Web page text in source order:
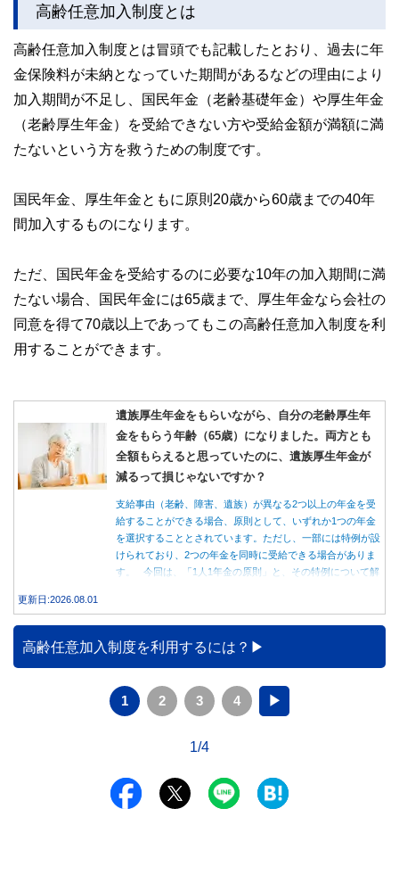
高齢任意加入制度とは
高齢任意加入制度とは冒頭でも記載したとおり、過去に年
金保険料が未納となっていた期間があるなどの理由により
加入期間が不足し、国民年金（老齢基礎年金）や厚生年金
（老齢厚生年金）を受給できない方や受給金額が満額に満
たないという方を救うための制度です。
国民年金、厚生年金ともに原則20歳から60歳までの40年
間加入するものになります。
ただ、国民年金を受給するのに必要な10年の加入期間に満
たない場合、国民年金には65歳まで、厚生年金なら会社の
同意を得て70歳以上であってもこの高齢任意加入制度を利
用することができます。
遺族厚生年金をもらいながら、自分の老齢厚生年
金をもらう年齢（65歳）になりました。両方とも
全額もらえると思っていたのに、遺族厚生年金が
減るって損じゃないですか？
支給事由（老齢、障害、遺族）が異なる2つ以上の年金を受
給することができる場合、原則として、いずれか1つの年金
を選択することとされています。ただし、一部には特例が設
けられており、2つの年金を同時に受給できる場合がありま
す。 今回は、「1人1年金の原則」と、その特例について解
更新日:2026.08.01
高齢任意加入制度を利用するには？
1 2 3 4 ▶
1/4